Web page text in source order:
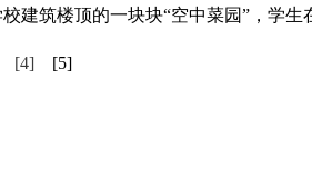
筑楼顶的一块块“空中菜园”，学生
[4] [5]